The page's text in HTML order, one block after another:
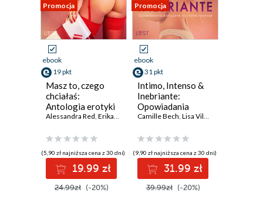
Promocja
ebook
19 pkt
Masz to, czego
chciałaś:
Antologia erotyki
świąteczno-
Alessandra Red, Erika Svensson ,Catrina Curant ,Annah Viki M.
(5,90 zł najniższa cena z 30 dni)
19.99 zł
24.99zł (-20%)
Promocja
ebook
31 pkt
Intimo, Intenso &
Inebriante:
Opowiadania
erotyczne na
Camille Bech, Lisa Vild ,
(9,90 zł najniższa cena z 30 dni)
31.99 zł
39.99zł (-20%)